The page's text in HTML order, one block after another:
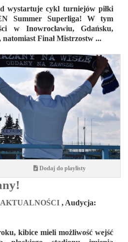
wystartuje cykl turniejów piłki
Summer Superliga! W tym
w Inowrocławiu, Gdańsku,
Finał Mistrzostw ...
Dodaj do playlisty
AKTUALNOŚCI , Audycja:
kibice mieli możliwość wejść